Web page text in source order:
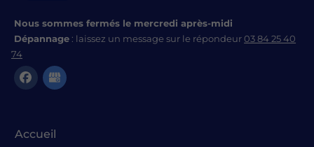
Nous sommes fermés le mercredi après-midi
Dépannage : laissez un message sur le répondeur03 84 25 40
74
Accueil